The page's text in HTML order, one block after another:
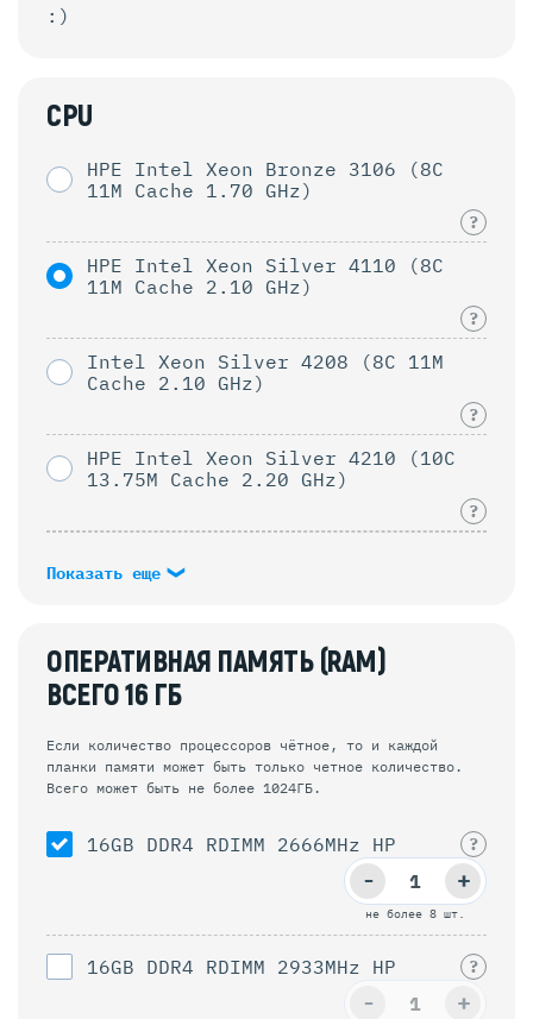
:)
CPU
HPE Intel Xeon Bronze 3106 (8C
11M Cache 1.70 GHz)
?
HPE Intel Xeon Silver 4110 (8C
11M Cache 2.10 GHz)
?
Intel Xeon Silver 4208 (8C 11M
Cache 2.10 GHz)
?
HPE Intel Xeon Silver 4210 (10C
13.75M Cache 2.20 GHz)
?
Показать еще
ОПЕРАТИВНАЯ ПАМЯТЬ (RAM)
ВСЕГО16 ГБ
Если количество процессоров чётное, то и каждой
планки памяти может быть только четное количество.
Всего может быть не более 1024ГБ.
16GB DDR4 RDIMM 2666MHz HP ?
не более 8 шт.
+
-
16GB DDR4 RDIMM 2933MHz HP ?
+
-